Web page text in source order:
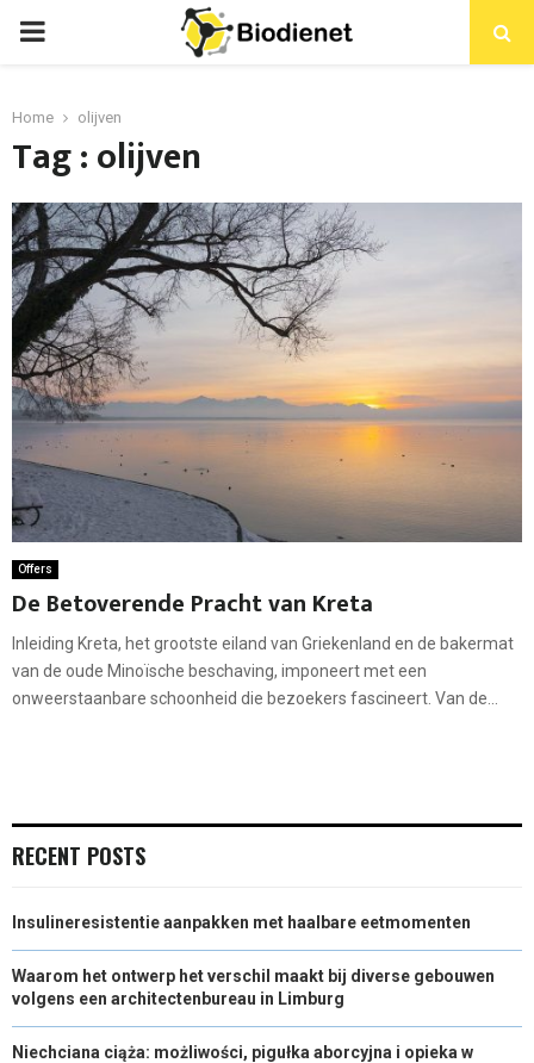
PRIMARY
Home olijven
Tag : olijven
Offers
De Betoverende Pracht van Kreta
Inleiding Kreta, het grootste eiland van Griekenland en de bakermat
van de oude Minoïsche beschaving, imponeert met een
onweerstaanbare schoonheid die bezoekers fascineert. Van de...
RECENT POSTS
Insulineresistentie aanpakken met haalbare eetmomenten
Waarom het ontwerp het verschil maakt bij diverse gebouwen
volgens een architectenbureau in Limburg
Niechciana ciąża: możliwości, pigułka aborcyjna i opieka w